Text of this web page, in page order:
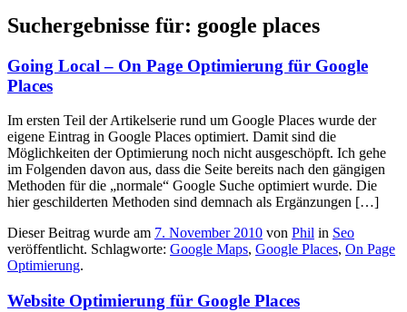
Suchergebnisse für: google places
Going Local – On Page Optimierung für Google
Places
Im ersten Teil der Artikelserie rund um Google Places wurde der
eigene Eintrag in Google Places optimiert. Damit sind die
Möglichkeiten der Optimierung noch nicht ausgeschöpft. Ich gehe
im Folgenden davon aus, dass die Seite bereits nach den gängigen
Methoden für die „normale“ Google Suche optimiert wurde. Die
hier geschilderten Methoden sind demnach als Ergänzungen […]
Dieser Beitrag wurde am 7. November 2010 von Phil in Seo
veröffentlicht. Schlagworte: Google Maps, Google Places, On Page
Optimierung.
Website Optimierung für Google Places